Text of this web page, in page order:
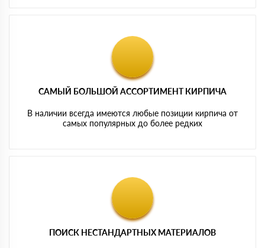
САМЫЙ БОЛЬШОЙ АССОРТИМЕНТ КИРПИЧА
В наличии всегда имеются любые позиции кирпича от
самых популярных до более редких
ПОИСК НЕСТАНДАРТНЫХ МАТЕРИАЛОВ